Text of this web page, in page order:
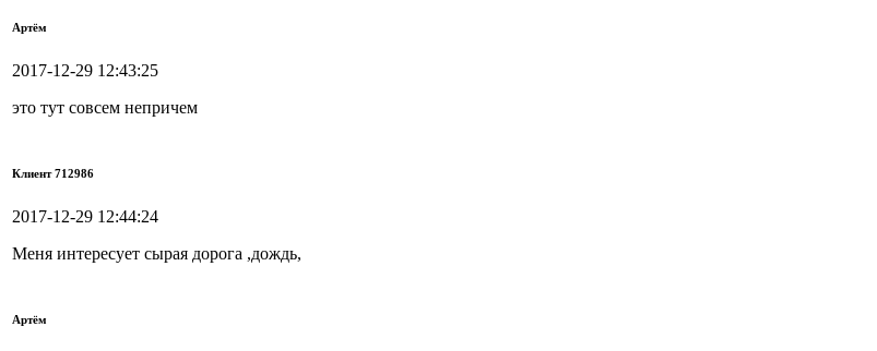
Артём
2017-12-29 12:43:25
это тут совсем непричем
Клиент 712986
2017-12-29 12:44:24
Меня интересует сырая дорога ,дождь,
Артём